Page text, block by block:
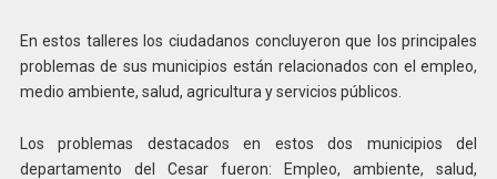
En estos talleres los ciudadanos concluyeron que los principales
problemas de sus municipios están relacionados con el empleo,
medio ambiente, salud, agricultura y servicios públicos.
Los problemas destacados en estos dos municipios del
departamento del Cesar fueron: Empleo, ambiente, salud,